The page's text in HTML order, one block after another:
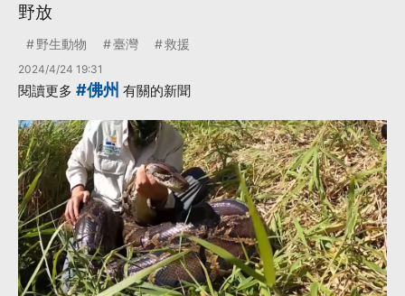
野放
野生動物 臺灣 救援
2024/4/24 19:31
閱讀更多 #佛州 有關的新聞